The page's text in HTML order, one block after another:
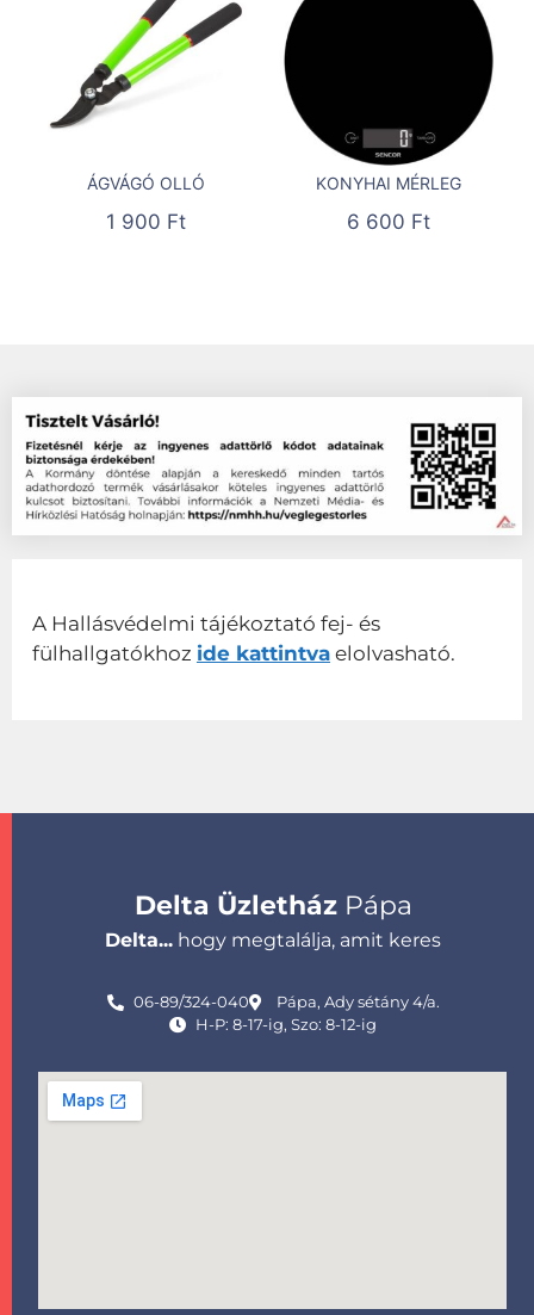
ÁGVÁGÓ OLLÓ
1 900 Ft
KONYHAI MÉRLEG
6 600 Ft
A Hallásvédelmi tájékoztató fej- és
fülhallgatókhoz ide kattintva elolvasható.
Delta ÜzletházPápa
Delta... hogy megtalálja, amit keres
06-89/324-040
Pápa, Ady sétány 4/a.
H-P: 8-17-ig, Szo: 8-12-ig